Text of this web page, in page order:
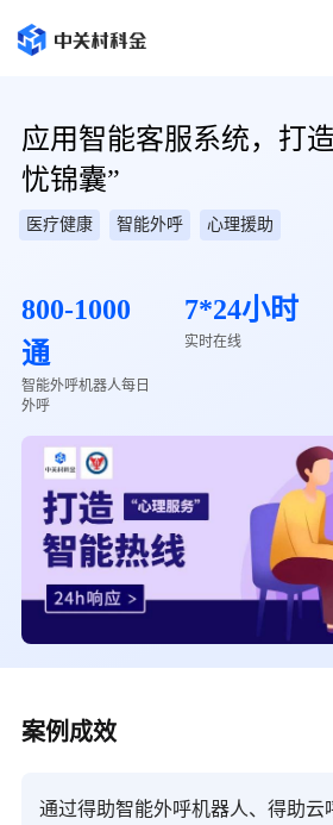
应用智能客服系统，打
忧锦囊”
医疗健康 智能外呼 心理援助
800-1000
通
智能外呼机器人每日
外呼
7*24小时
实时在线
案例成效
通过得助智能外呼机器人、得助云